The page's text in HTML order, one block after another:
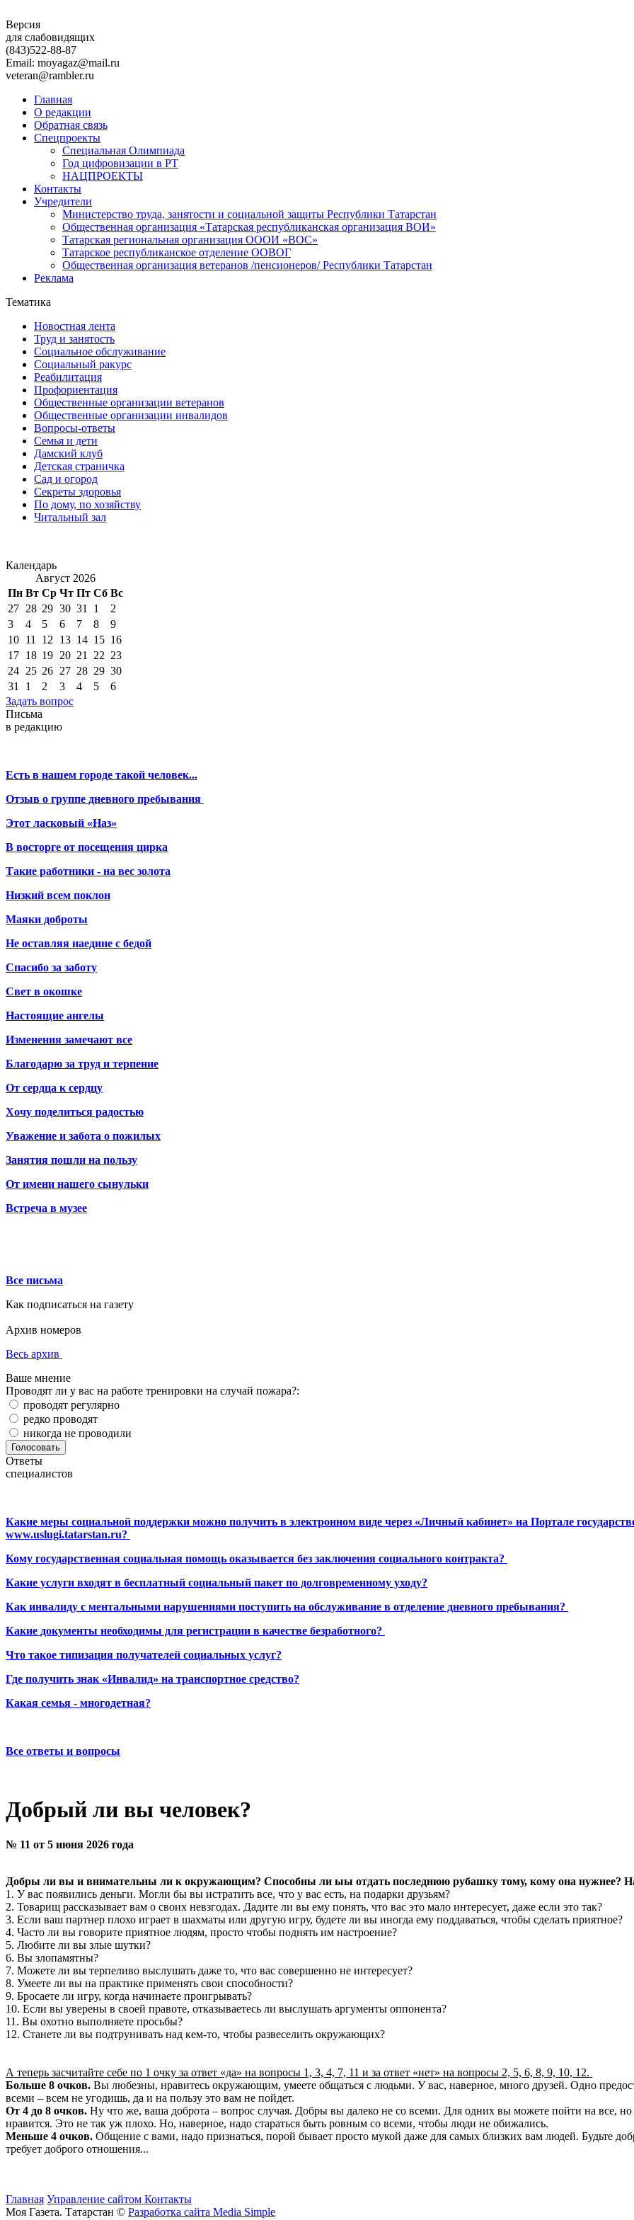
Версия
для слабовидящих
(843)522-88-87
Email: moyagaz@mail.ru
veteran@rambler.ru
Главная
О редакции
Обратная связь
Спецпроекты
Специальная Олимпиада
Год цифровизации в РТ
НАЦПРОЕКТЫ
Контакты
Учредители
Министерство труда, занятости и социальной защиты Республики Татарстан
Общественная организация «Татарская республиканская организация ВОИ»
Татарская региональная организация ОООИ «ВОС»
Татарское республиканское отделение ООВОГ
Общественная организация ветеранов /пенсионеров/ Республики Татарстан
Реклама
Тематика
Новостная лента
Труд и занятость
Социальное обслуживание
Социальный ракурс
Реабилитация
Профориентация
Общественные организации ветеранов
Общественные организации инвалидов
Вопросы-ответы
Семья и дети
Дамский клуб
Детская страничка
Сад и огород
Секреты здоровья
По дому, по хозяйству
Читальный зал
Календарь
Август 2026
Пн Вт Ср Чт Пт Сб Вс
27 28 29 30 31 1
2
3
4 5 6 7 8
9
10 11 12 13 14 15 16
17 18 19 20 21 22 23
24 25 26 27 28 29 30
31
1 2 3 4 5
6
Задать вопрос
Письма
в редакцию
Есть в нашем городе такой человек...
Отзыв о группе дневного пребывания
Этот ласковый «Наз»
В восторге от посещения цирка
Такие работники - на вес золота
Низкий всем поклон
Маяки доброты
Не оставляя наедине с бедой
Спасибо за заботу
Свет в окошке
Настоящие ангелы
Изменения замечают все
Благодарю за труд и терпение
От сердца к сердцу
Хочу поделиться радостью
Уважение и забота о пожилых
Занятия пошли на пользу
От имени нашего сынульки
Встреча в музее
Все письма
Как подписаться на газету
Архив номеров
Весь архив
Ваше мнение
Проводят ли у вас на работе тренировки на случай пожара?:
проводят регулярно
редко проводят
никогда не проводили
Ответы
специалистов
Какие меры социальной поддержки можно получить в электронном виде через «Личный кабинет» на Портале
www.uslugi.tatarstan.ru?
Кому государственная социальная помощь оказывается без заключения социального контракта?
Какие услуги входят в бесплатный социальный пакет по долговременному уходу?
Как инвалиду с ментальными нарушениями поступить на обслуживание в отделение дневного пребывания?
Какие документы необходимы для регистрации в качестве безработного?
Что такое типизация получателей социальных услуг?
Где получить знак «Инвалид» на транспортное средство?
Какая семья - многодетная?
Все ответы и вопросы
Добрый ли вы человек?
№ 11 от 5 июня 2026 года
Добры ли вы и внимательны ли к окружающим? Способны ли ыы отдать последнюю рубашку тому, кому она нужнее?
1. У вас появились деньги. Могли бы вы истратить все, что у вас есть, на подарки друзьям?
2. Товарищ рассказывает вам о своих невзгодах. Дадите ли вы ему понять, что вас это мало интересует, даже если это так?
3. Если ваш партнер плохо играет в шахматы или другую игру, будете ли вы иногда ему поддаваться, чтобы сделать приятное?
4. Часто ли вы говорите приятное людям, просто чтобы поднять им настроение?
5. Любите ли вы злые шутки?
6. Вы злопамятны?
7. Можете ли вы терпеливо выслушать даже то, что вас совершенно не интересует?
8. Умеете ли вы на практике применять свои способности?
9. Бросаете ли игру, когда начинаете проигрывать?
10. Если вы уверены в своей правоте, отказываетесь ли выслушать аргументы оппонента?
11. Вы охотно выполняете просьбы?
12. Станете ли вы подтрунивать над кем-то, чтобы развеселить окружающих?
А теперь засчитайте себе по 1 очку за ответ «да» на вопросы 1, 3, 4, 7, 11 и за ответ «нет» на вопросы 2, 5, 6, 8, 9, 10, 12.
Больше 8 очков. Вы любезны, нравитесь окружающим, умеете общаться с людьми. У вас, наверное, много друзей. Одно
всеми – всем не угодишь, да и на пользу это вам не пойдет.
От 4 до 8 очков. Ну что же, ваша доброта – вопрос случая. Добры вы далеко не со всеми. Для одних вы можете пойти на все,
нравится. Это не так уж плохо. Но, наверное, надо стараться быть ровным со всеми, чтобы люди не обижались.
Меньше 4 очков. Общение с вами, надо признаться, порой бывает просто мукой даже для самых близких вам людей. Будьте
требует доброго отношения...
Главная Управление сайтом Контакты
Моя Газета. Татарстан © Разработка сайта Media Simple